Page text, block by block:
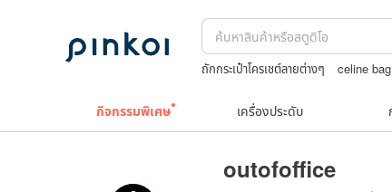
ถักกระเป๋าโครเชต์ลายต่างๆ celine
กิจกรรมพิเศษ เครื่องประดับ
outofoffice